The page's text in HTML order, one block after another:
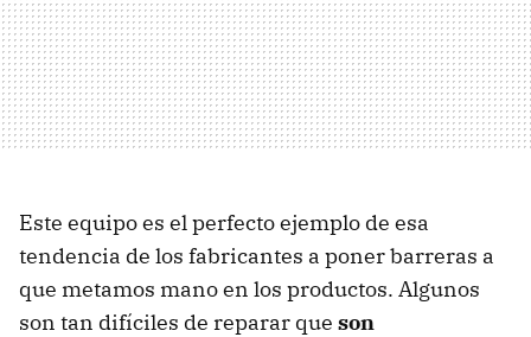
Este equipo es el perfecto ejemplo de esa
tendencia de los fabricantes a poner barreras a
que metamos mano en los productos. Algunos
son tan difíciles de reparar que son